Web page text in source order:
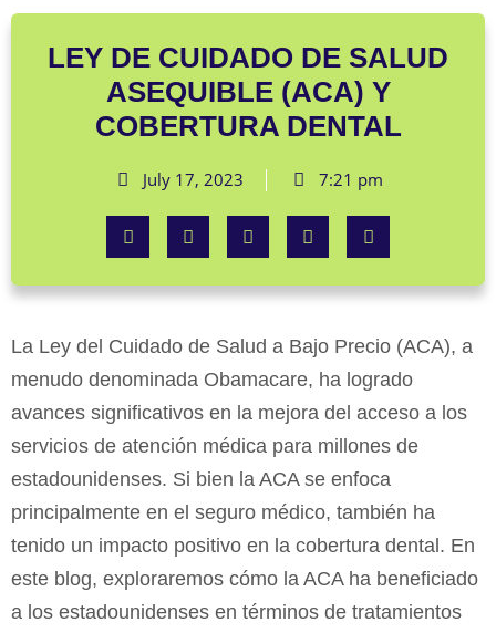
LEY DE CUIDADO DE SALUD
ASEQUIBLE (ACA) Y
COBERTURA DENTAL
July 17, 2023 7:21 pm
La Ley del Cuidado de Salud a Bajo Precio (ACA), a
menudo denominada Obamacare, ha logrado
avances significativos en la mejora del acceso a los
servicios de atención médica para millones de
estadounidenses. Si bien la ACA se enfoca
principalmente en el seguro médico, también ha
tenido un impacto positivo en la cobertura dental. En
este blog, exploraremos cómo la ACA ha beneficiado
a los estadounidenses en términos de tratamientos